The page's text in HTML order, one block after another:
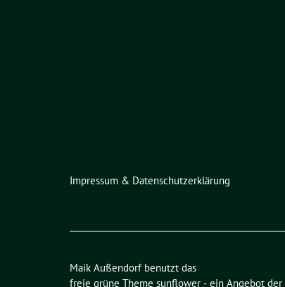
Impressum & Datenschutzerklärung
Maik Außendorf benutzt das
freie grüne Theme sunflower ‐ ein Angebot der